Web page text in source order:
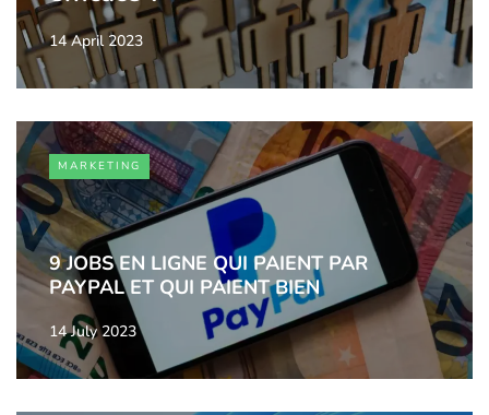
14 April 2023
MARKETING
9 JOBS EN LIGNE QUI PAIENT PAR
PAYPAL ET QUI PAIENT BIEN
14 July 2023